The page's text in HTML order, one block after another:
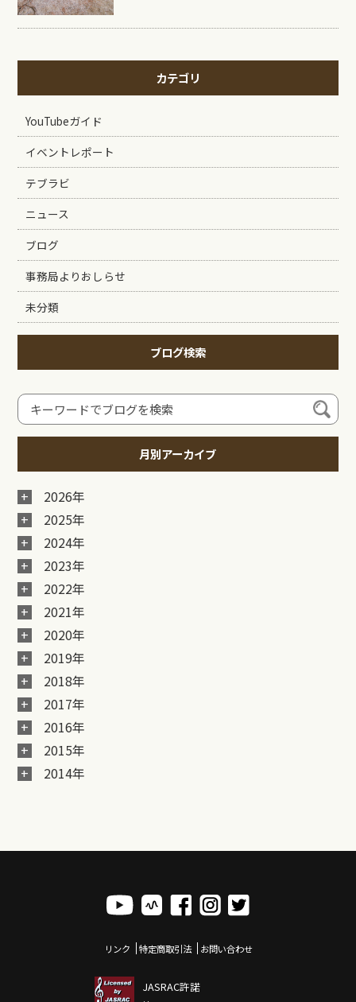
カテゴリ
YouTubeガイド
イベントレポート
テブラビ
ニュース
ブログ
事務局よりおしらせ
未分類
ブログ検索
月別アーカイブ
2026年
2025年
2024年
2023年
2022年
2021年
2020年
2019年
2018年
2017年
2016年
2015年
2014年
リンク 特定商取引法 お問い合わせ
JASRAC許諾